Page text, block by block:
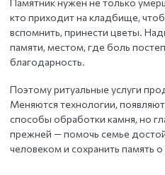
Памятник нужен не только
кто приходит на кладбище,
вспомнить, принести цветы.
памяти, местом, где боль
благодарность.
Поэтому ритуальные услуги
Меняются технологии,
способы обработки камня, но
прежней — помочь семье
человеком и сохранить память